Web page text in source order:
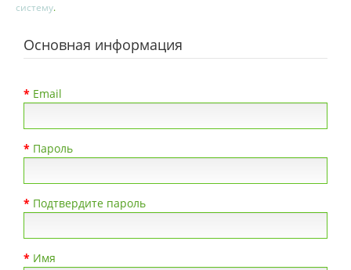
систему.
Основная информация
Email
Пароль
Подтвердите пароль
Имя